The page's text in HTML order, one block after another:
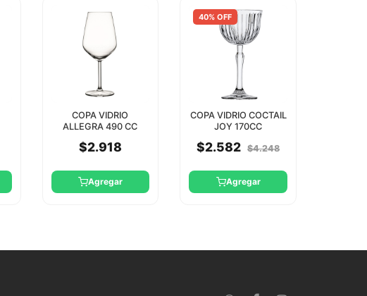
COPA VIDRIO
ALLEGRA 490 CC
$2.918
Agregar
40% OFF
COPA VIDRIO COCTAIL
JOY 170CC
$2.582 $4.248
Agregar